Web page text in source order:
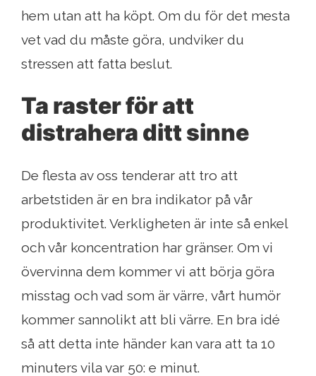
hem utan att ha köpt. Om du för det mesta
vet vad du måste göra, undviker du
stressen att fatta beslut.
Ta raster för att
distrahera ditt sinne
De flesta av oss tenderar att tro att
arbetstiden är en bra indikator på vår
produktivitet. Verkligheten är inte så enkel
och vår koncentration har gränser. Om vi ​​
övervinna dem kommer vi att börja göra
misstag och vad som är värre, vårt humör
kommer sannolikt att bli värre. En bra idé
så att detta inte händer kan vara att ta 10
minuters vila var 50: e minut.